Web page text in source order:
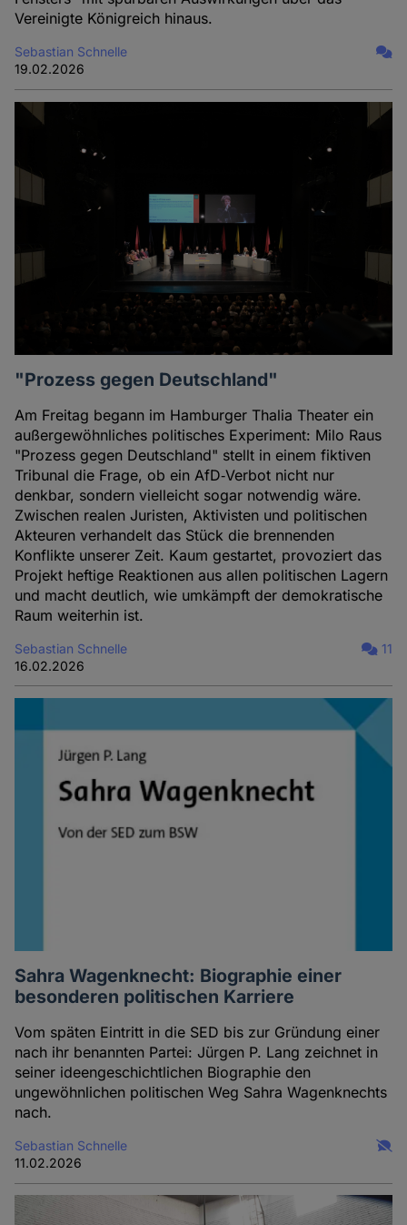
Vereinigte Königreich hinaus.
Sebastian Schnelle
19.02.2026
"Prozess gegen Deutschland"
Am Freitag begann im Hamburger Thalia Theater ein
außergewöhnliches politisches Experiment: Milo Raus
"Prozess gegen Deutschland" stellt in einem fiktiven
Tribunal die Frage, ob ein AfD‑Verbot nicht nur
denkbar, sondern vielleicht sogar notwendig wäre.
Zwischen realen Juristen, Aktivisten und politischen
Akteuren verhandelt das Stück die brennenden
Konflikte unserer Zeit. Kaum gestartet, provoziert das
Projekt heftige Reaktionen aus allen politischen Lagern
und macht deutlich, wie umkämpft der demokratische
Raum weiterhin ist.
Sebastian Schnelle
16.02.2026
11
Sahra Wagenknecht: Biographie einer
besonderen politischen Karriere
Vom späten Eintritt in die SED bis zur Gründung einer
nach ihr benannten Partei: Jürgen P. Lang zeichnet in
seiner ideengeschichtlichen Biographie den
ungewöhnlichen politischen Weg Sahra Wagenknechts
nach.
Sebastian Schnelle
11.02.2026